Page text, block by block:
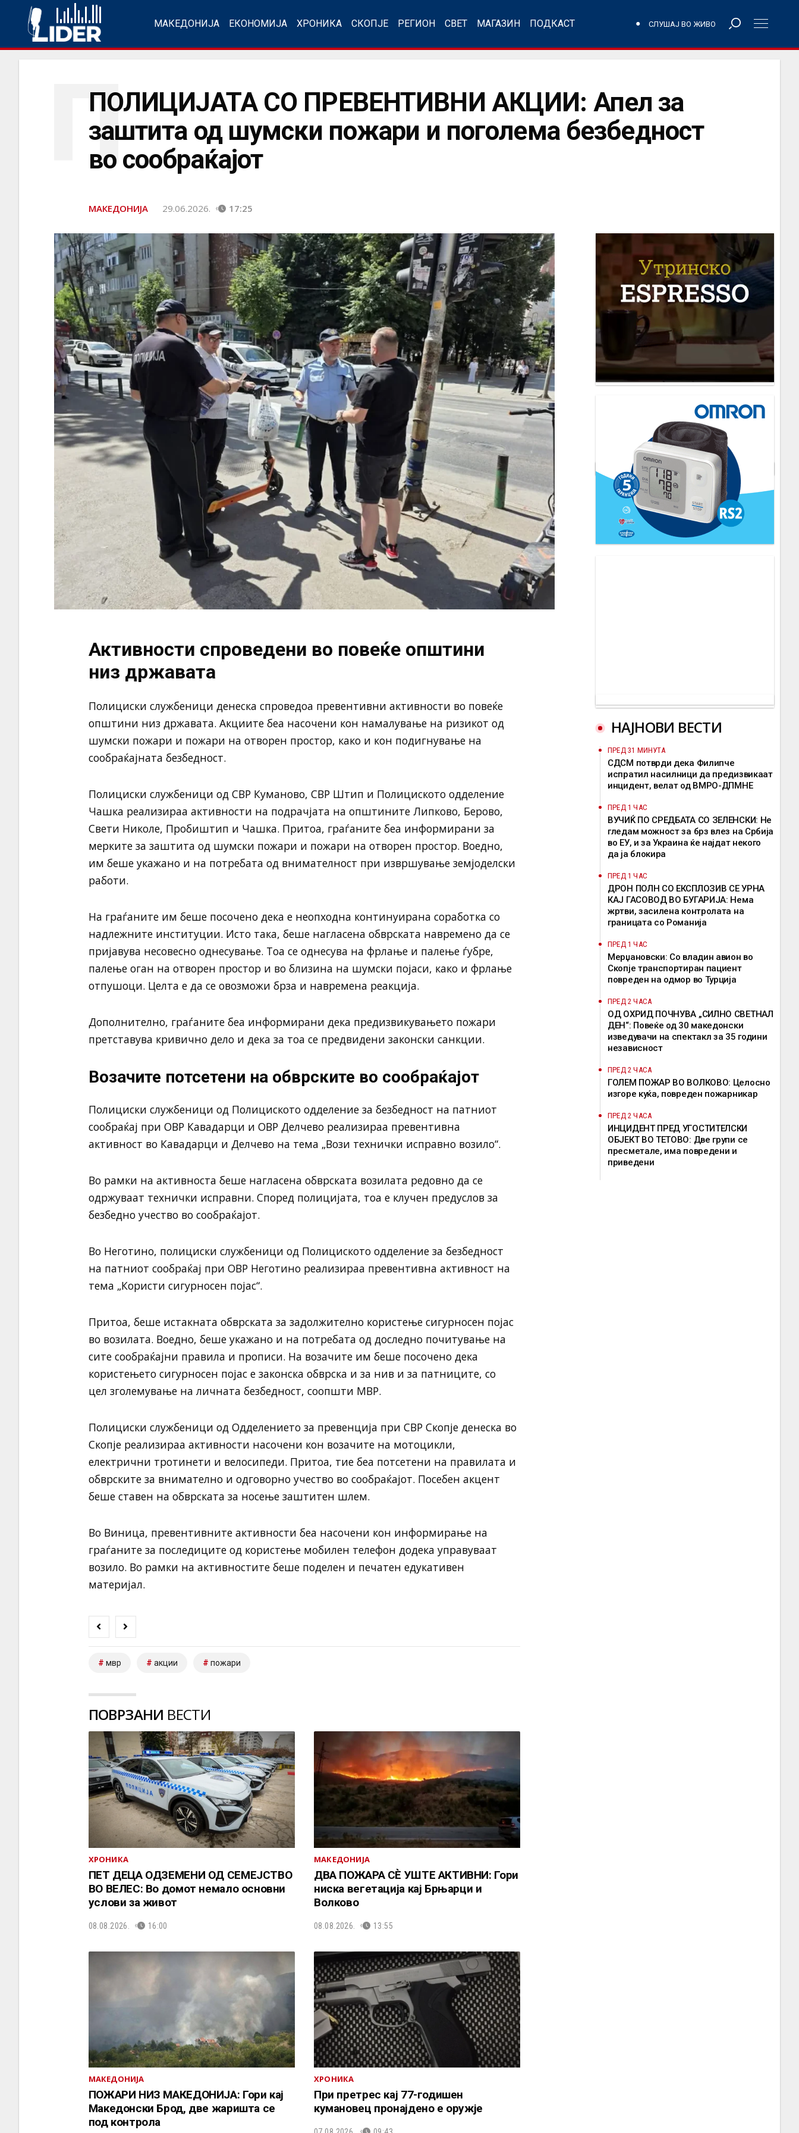
МАКЕДОНИЈА ЕКОНОМИЈА ХРОНИКА СКОПЈЕ РЕГИОН СВЕТ МАГАЗИН ПОДКАСТ СЛУШАЈ ВО ЖИВО
ПОЛИЦИЈАТА СО ПРЕВЕНТИВНИ АКЦИИ: Апел за
заштита од шумски пожари и поголема безбедност
во сообраќајот
П
МАКЕДОНИЈА 29.06.2026. 17:25
Активности спроведени во повеќе општини
низ државата
Полициски службеници денеска спроведоа превентивни активности во повеќе
општини низ државата. Акциите беа насочени кон намалување на ризикот од
шумски пожари и пожари на отворен простор, како и кон подигнување на
сообраќајната безбедност.
Полициски службеници од СВР Куманово, СВР Штип и Полициското одделение
Чашка реализираа активности на подрачјата на општините Липково, Берово,
Свети Николе, Пробиштип и Чашка. Притоа, граѓаните беа информирани за
мерките за заштита од шумски пожари и пожари на отворен простор. Воедно,
им беше укажано и на потребата од внимателност при извршување земјоделски
работи.
На граѓаните им беше посочено дека е неопходна континуирана соработка со
надлежните институции. Исто така, беше нагласена обврската навремено да се
пријавува несовесно однесување. Тоа се однесува на фрлање и палење ѓубре,
палење оган на отворен простор и во близина на шумски појаси, како и фрлање
отпушоци. Целта е да се овозможи брза и навремена реакција.
Дополнително, граѓаните беа информирани дека предизвикувањето пожари
претставува кривично дело и дека за тоа се предвидени законски санкции.
Возачите потсетени на обврските во сообраќајот
Полициски службеници од Полициското одделение за безбедност на патниот
сообраќај при ОВР Кавадарци и ОВР Делчево реализираа превентивна
активност во Кавадарци и Делчево на тема „Вози технички исправно возило“.
Во рамки на активноста беше нагласена обврската возилата редовно да се
одржуваат технички исправни. Според полицијата, тоа е клучен предуслов за
безбедно учество во сообраќајот.
Во Неготино, полициски службеници од Полициското одделение за безбедност
на патниот сообраќај при ОВР Неготино реализираа превентивна активност на
тема „Користи сигурносен појас“.
Притоа, беше истакната обврската за задолжително користење сигурносен појас
во возилата. Воедно, беше укажано и на потребата од доследно почитување на
сите сообраќајни правила и прописи. На возачите им беше посочено дека
користењето сигурносен појас е законска обврска и за нив и за патниците, со
цел зголемување на личната безбедност, соопшти МВР.
Полициски службеници од Одделението за превенција при СВР Скопје денеска во
Скопје реализираа активности насочени кон возачите на мотоцикли,
електрични тротинети и велосипеди. Притоа, тие беа потсетени на правилата и
обврските за внимателно и одговорно учество во сообраќајот. Посебен акцент
беше ставен на обврската за носење заштитен шлем.
Во Виница, превентивните активности беа насочени кон информирање на
граѓаните за последиците од користење мобилен телефон додека управуваат
возило. Во рамки на активностите беше поделен и печатен едукативен
материјал.
мвр акции пожари
ПОВРЗАНИ ВЕСТИ
ХРОНИКА
ПЕТ ДЕЦА ОДЗЕМЕНИ ОД СЕМЕЈСТВО
ВО ВЕЛЕС: Во домот немало основни
услови за живот
08.08.2026. 16:00
МАКЕДОНИЈА
ДВА ПОЖАРА СÈ УШТЕ АКТИВНИ: Гори
ниска вегетација кај Брњарци и
Волково
08.08.2026. 13:55
МАКЕДОНИЈА
ПОЖАРИ НИЗ МАКЕДОНИЈА: Гори кај
Македонски Брод, две жаришта се
под контрола
ХРОНИКА
При претрес кај 77-годишен
кумановец пронајдено е оружје
НАЈНОВИ ВЕСТИ
ПРЕД 31 МИНУТА
СДСМ потврди дека Филипче
испратил насилници да предизвикаат
инцидент, велат од ВМРО-ДПМНЕ
ПРЕД 1 ЧАС
ВУЧИЌ ПО СРЕДБАТА СО ЗЕЛЕНСКИ: Не
гледам можност за брз влез на Србија
во ЕУ, и за Украина ќе најдат некого
да ја блокира
ПРЕД 1 ЧАС
ДРОН ПОЛН СО ЕКСПЛОЗИВ СЕ УРНА
КАЈ ГАСОВОД ВО БУГАРИЈА: Нема
жртви, засилена контролата на
границата со Романија
ПРЕД 1 ЧАС
Мерџановски: Со владин авион во
Скопје транспортиран пациент
повреден на одмор во Турција
ПРЕД 2 ЧАСА
ОД ОХРИД ПОЧНУВА „СИЛНО СВЕТНАЛ
ДЕН“: Повеќе од 30 македонски
изведувачи на спектакл за 35 години
независност
ПРЕД 2 ЧАСА
ГОЛЕМ ПОЖАР ВО ВОЛКОВО: Целосно
изгоре куќа, повреден пожарникар
ПРЕД 2 ЧАСА
ИНЦИДЕНТ ПРЕД УГОСТИТЕЛСКИ
ОБЈЕКТ ВО ТЕТОВО: Две групи се
пресметале, има повредени и
приведени